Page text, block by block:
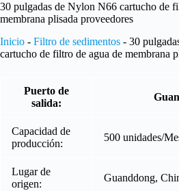
30 pulgadas de Nylon N66 cartucho de
membrana plisada proveedores
Inicio - Filtro de sedimentos - 30
cartucho de filtro de agua de membrana
Puerto de
salida:
Capacidad de
producción:
500 unidades/
Lugar de
origen:
Guanddong,